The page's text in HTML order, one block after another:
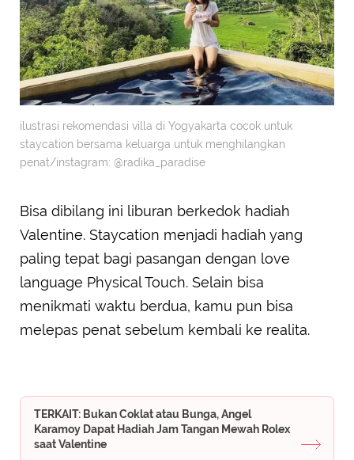
ilustrasi rekomendasi villa di Yogyakarta cocok untuk
staycation bersama keluarga untuk menghilangkan
penat/instagram: @radika_paradise
Bisa dibilang ini liburan berkedok hadiah
Valentine. Staycation menjadi hadiah yang
paling tepat bagi pasangan dengan love
language Physical Touch. Selain bisa
menikmati waktu berdua, kamu pun bisa
melepas penat sebelum kembali ke realita.
TERKAIT: Bukan Coklat atau Bunga, Angel
Karamoy Dapat Hadiah Jam Tangan Mewah Rolex
saat Valentine